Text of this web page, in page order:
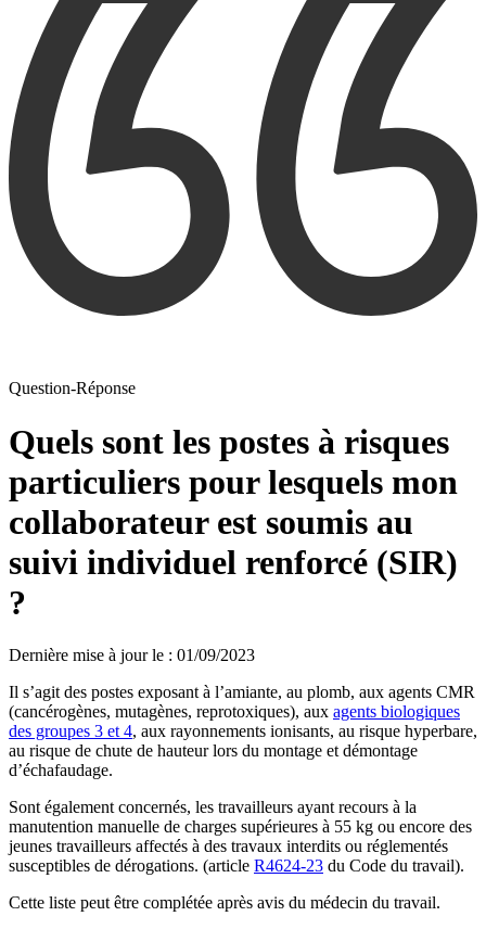
Question-Réponse
Quels sont les postes à risques
particuliers pour lesquels mon
collaborateur est soumis au
suivi individuel renforcé (SIR)
?
Dernière mise à jour le : 01/09/2023
Il s’agit des postes exposant à l’amiante, au plomb, aux agents CMR
(cancérogènes, mutagènes, reprotoxiques), aux agents biologiques
des groupes 3 et 4, aux rayonnements ionisants, au risque hyperbare,
au risque de chute de hauteur lors du montage et démontage
d’échafaudage.
Sont également concernés, les travailleurs ayant recours à la
manutention manuelle de charges supérieures à 55 kg ou encore des
jeunes travailleurs affectés à des travaux interdits ou réglementés
susceptibles de dérogations. (article R4624-23 du Code du travail).
Cette liste peut être complétée après avis du médecin du travail.